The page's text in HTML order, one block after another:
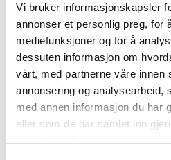
Vi bruker informasjonskapsler
annonser et personlig preg, for
mediefunksjoner og for å
dessuten informasjon om
vårt, med partnerne våre innen
annonsering og analysearbeid,
med annen informasjon du har
eller som de har samlet inn
Sneaker Magic
Pris
229,-
SOLITAIRE
Sneaker Magic
Pris
99,-